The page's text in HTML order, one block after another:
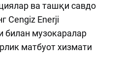
ва ташқи савдо
Cengiz Enerji
билан музокаралар
матбуот хизмати